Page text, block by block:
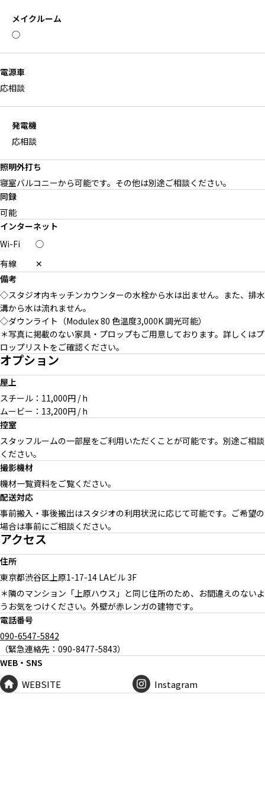
メイクルーム
◯
電源車
応相談
発電機
応相談
照明外打ち
寝室バルコニーから可能です。その他は別途ご相談ください。
同録
可能
インターネット
Wi-Fi
◯
有線
✕
備考
◇スタジオ内キッチンカウンターの水栓から水は出ません。また、排水
溝から水は流れません。
◇ダウンライト（Modulex 80 色温度3,000K 調光可能）
＊写真に掲載のない家具・プロップもご用意しております。詳しくはプ
ロップリストをご確認ください。
オプション
屋上
スチール：11,000円 / h
ムービー：13,200円 / h
控室
スタッフルームの一部屋をご利用いただくことが可能です。別途ご相談
ください。
撮影機材
機材一覧資料をご覧ください。
配送対応
事前搬入・事後搬出はスタジオの利用状況に応じて可能です。ご希望の
場合は事前にご相談ください。
アクセス
住所
東京都渋谷区上原1-17-14 LAビル 3F
＊隣のマンション「上原ハウス」と同じ住所のため、お間違えのないよ
うお気をつけください。外壁が赤レンガの建物です。
電話番号
090-6547-5842
（緊急連絡先：090-8477-5843）
WEB・SNS
WEBSITE Instagram